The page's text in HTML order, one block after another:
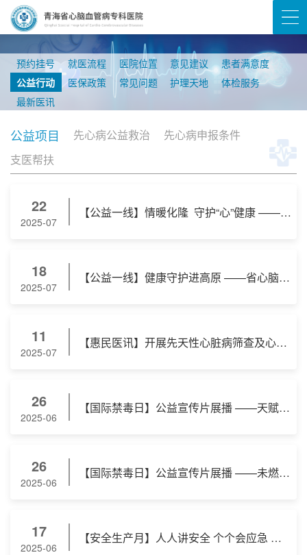
预约挂号 就医流程 医院位置 意见建议
患者满意度
公益行动
医保政策 常见问题 护理天地
体检服务
最新医讯
公益项目 先心病公益救治
先心病申报条件
支医帮扶
22
2025-07
【公益一线】情暖化隆 守护“心”健康 ——省心脑血管病专科医院医护团队走进化隆县
18
2025-07
【公益一线】健康守护进高原 ——省心脑血管病专科医院赴化隆开展急救培训
11
2025-07
【惠民医讯】开展先天性心脏病筛查及心血管健康公益活动的通知
26
2025-06
【国际禁毒日】公益宣传片展播 ——天赋觉醒药店
26
2025-06
【国际禁毒日】公益宣传片展播 ——未燃烧的梦
17
2025-06
【安全生产月】人人讲安全 个个会应急 ——2025年青海省“安全生产月”主题公益宣传片